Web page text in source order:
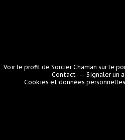
Voir le profil deSorcier Chaman sur le
Contact
Signaler un
Cookies et données personnelles